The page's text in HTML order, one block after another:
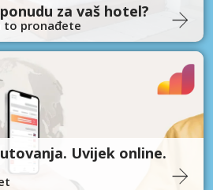
za vaš hotel?
to pronađete
Uvijek online.